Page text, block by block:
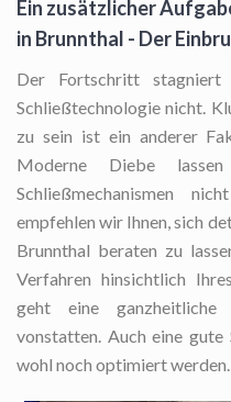
Ein zusätzlicher
in Brunnthal - Der
Der Fortschritt
Schließtechnologie nicht.
zu sein ist ein anderer
Moderne Diebe
Schließmechanismen
empfehlen wir Ihnen, sich
Brunnthal beraten zu
Verfahren hinsichtlich
geht eine ganzheitliche
vonstatten. Auch eine gute
wohl noch optimiert werden.